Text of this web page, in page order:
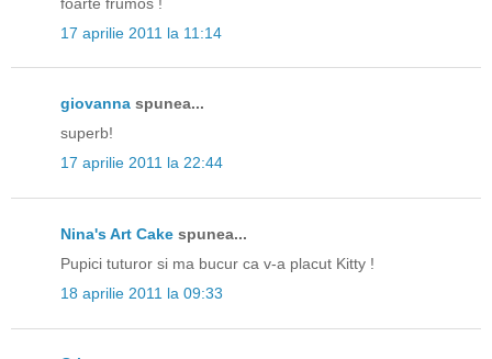
17 aprilie 2011 la 11:14
giovanna spunea...
superb!
17 aprilie 2011 la 22:44
Nina's Art Cake spunea...
Pupici tuturor si ma bucur ca v-a placut Kitty !
18 aprilie 2011 la 09:33